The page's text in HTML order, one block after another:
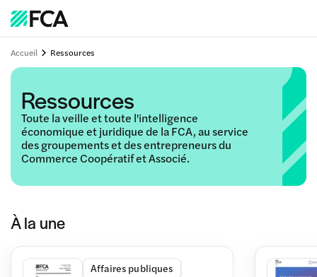
Accueil Ressources
Ressources
Toute la veille et toute l'intelligence
économique et juridique de la FCA, au service
des groupements et des entrepreneurs du
Commerce Coopératif et Associé.
À la une
Affaires publiques